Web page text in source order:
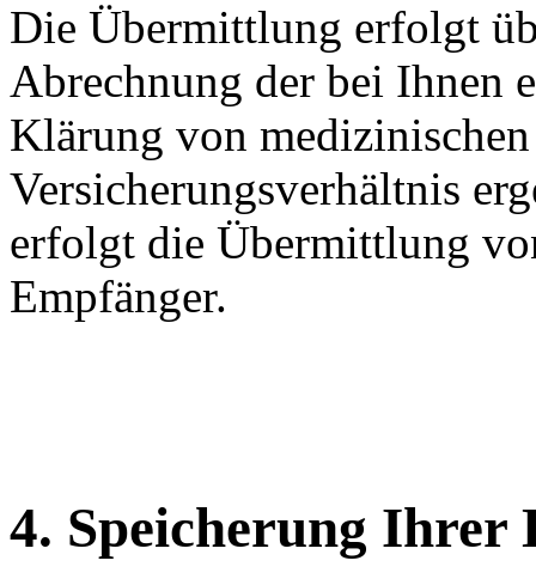
Die Übermittlung erfolgt
Abrechnung der bei Ihnen
Klärung von
Versicherungsverhältnis
erfolgt die Übermittlung
Empfänger.
4. Speicherung Ihrer